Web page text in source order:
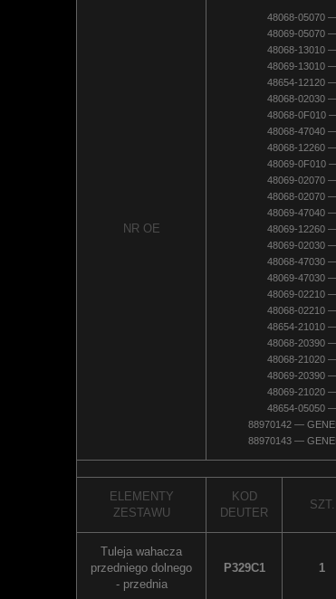
NR OE
48068-05070
48069-05070
48068-13010
48069-13010
48654-12120
48068-02030
48068-0F010
48068-47040
48068-12260
48069-0F010
48069-02070
48068-02070
48069-47040
48069-12260
48069-02030
48068-47030
48069-47030
48069-02210
48068-02210
48654-21010
48068-20390
48068-21020
48069-20390
48069-21020
48654-05050
88970142 —
88970143 —
ELEMENTY
ZESTAWU
KOD
DEUTER
SZT.
Tuleja wahacza
przedniego dolnego
- przednia
P329C1 1